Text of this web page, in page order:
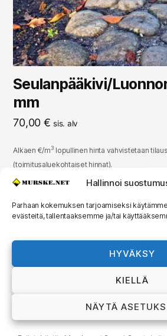
Hallinnoi
Parhaan kokemuksen tarjoamiseksi
evästeitä, tallentaaksemme ja/tai
HYVÄKSY
KIELLÄ
NÄYTÄ
Seulanpääkivi/
mm
70,00 € sis. alv
Alkaen €/m3 lopullinen hinta vahvistetaan
(toimitusaluekohtaiset hinnat).
TILAA MAA-AINESTA
Murske.net Suomi Oy:n toimitusehdot